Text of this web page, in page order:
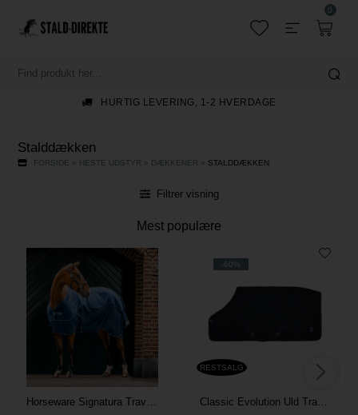
0
HURTIG LEVERING, 1-2 HVERDAGE
Stalddækken
FORSIDE » HESTE UDSTYR » DÆKKENER » STALDDÆKKEN
Filtrer visning
Mest populære
Horseware Signatura Travel Dækken - Navy
-60%
RESTSALG
Classic Evolution Uld Transport-/Staldtæppe